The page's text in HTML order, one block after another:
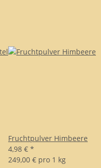
Fruchtpulver Himbeere
4,98 € *
249,00 € pro 1 kg